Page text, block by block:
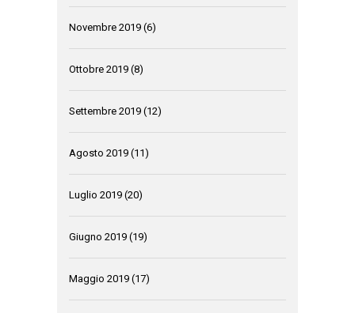
Novembre 2019 (6)
Ottobre 2019 (8)
Settembre 2019 (12)
Agosto 2019 (11)
Luglio 2019 (20)
Giugno 2019 (19)
Maggio 2019 (17)